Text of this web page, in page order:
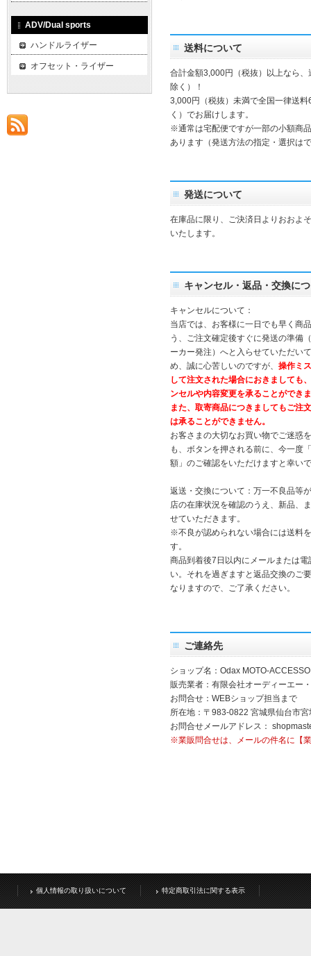
送料について
合計金額3,000円（税抜）以上なら
除く）！
3,000円（税抜）未満で全国一律送
く）でお届けします。
※通常は宅配便ですが一部の小額商
あります（発送方法の指定・選択は
発送について
在庫品に限り、ご決済日よりおおよ
いたします。
キャンセル・返品・交換に
キャンセルについて：
当店では、お客様に一日でも早く商
う、ご注文確定後すぐに発送の準備
ーカー発注）へと入らせていただい
め、誠に心苦しいのですが、 操作ミ
して注文された場合におきましても
ンセルや内容変更を承ることができ
また、取寄商品につきましてもご注
は承ることができません。
お客さまの大切なお買い物でご迷惑
も、ボタンを押される前に、今一度
額」のご確認をいただけますと幸い
返送・交換について：万一不良品等
店の在庫状況を確認のうえ、新品、
せていただきます。
※不良が認められない場合には送料
す。
商品到着後7日以内にメールまたは
い。それを過ぎますと返品交換のご
なりますので、ご了承ください。
ご連絡先
ショップ名：Odax MOTO-
販売業者：有限会社オーディーエー
お問合せ：WEBショップ担当まで
所在地：〒983-0822 宮城県仙台市
お問合せメールアドレス：
※業販問合せは、メールの件名に【
ADV/Dual sports
ハンドルライザー
オフセット・ライザー
個人情報の取り扱いについて 特定商取引法に関する表示